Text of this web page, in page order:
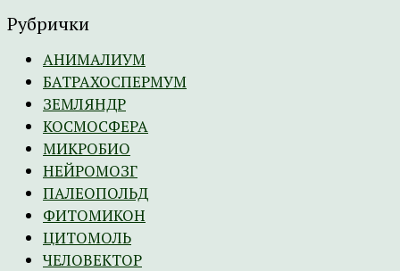
Рубрички
АНИМАЛИУМ
БАТРАХОСПЕРМУМ
ЗЕМЛЯНДР
КОСМОСФЕРА
МИКРОБИО
НЕЙРОМОЗГ
ПАЛЕОПОЛЬД
ФИТОМИКОН
ЦИТОМОЛЬ
ЧЕЛОВЕКТОР